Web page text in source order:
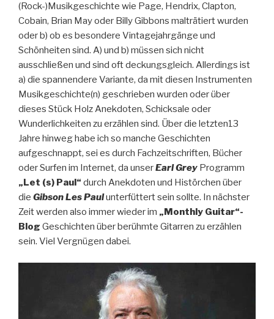
(Rock-)Musikgeschichte wie Page, Hendrix, Clapton,
Cobain, Brian May oder Billy Gibbons malträtiert wurden
oder b) ob es besondere Vintagejahrgänge und
Schönheiten sind. A) und b) müssen sich nicht
ausschließen und sind oft deckungsgleich. Allerdings ist
a) die spannendere Variante, da mit diesen Instrumenten
Musikgeschichte(n) geschrieben wurden oder über
dieses Stück Holz Anekdoten, Schicksale oder
Wunderlichkeiten zu erzählen sind. Über die letzten13
Jahre hinweg habe ich so manche Geschichten
aufgeschnappt, sei es durch Fachzeitschriften, Bücher
oder Surfen im Internet, da unserEarl Grey Programm
„Let (s) Paul“ durch Anekdoten und Histörchen über
die Gibson Les Paulunterfüttert sein sollte. In nächster
Zeit werden also immer wieder im „Monthly Guitar“-
Blog Geschichten über berühmte Gitarren zu erzählen
sein. Viel Vergnügen dabei.